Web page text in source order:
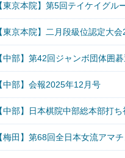
【東京本院】第5回テイケイグル
【東京本院】二月段級位認定大会
【中部】第42回ジャンボ団体囲
【中部】会報2025年12月号
【中部】日本棋院中部総本部打
【梅田】第68回全日本女流アマ